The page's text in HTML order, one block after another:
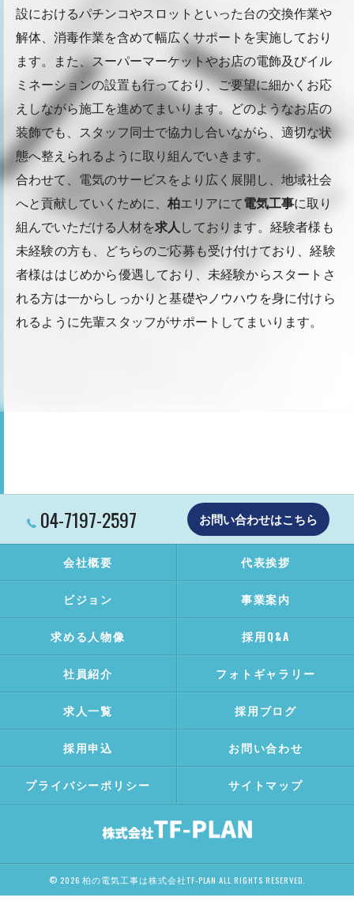
設におけるパチンコやスロットといった台の交換作業や
解体、消毒作業を含めて幅広くサポートを実施しており
ます。また、スーパーマーケットやお店の電飾及びイル
ミネーションの設置も行っており、ご要望に細かくお応
えしながら施工を進めてまいります。どのようなお店の
装飾でも、スタッフ同士で協力し合いながら、適切な状
態へ整えられるように取り組んでいきます。
合わせて、電気のサービスをより広く展開し、地域社会
へと貢献していくために、 柏エリアにて電気工事に取り
組んでいただける人材を求人しております。経験者様も
未経験の方も、どちらのご応募も受け付けており、経験
者様ははじめから優遇しており、未経験からスタートさ
れる方は一からしっかりと基礎やノウハウを身に付けら
れるように先輩スタッフがサポートしてまいります。
04-7197-2597 お問い合わせはこちら
会社概要 代表挨拶
ビジョン 事業案内
求める人物像 採用Q&A
社員紹介 フォトギャラリー
求人一覧 採用ブログ
採用申込 お問い合わせ
プライバシーポリシー サイトマップ
© 2026 柏の電気工事は株式会社TF-PLAN ALL RIGHTS RESERVED.